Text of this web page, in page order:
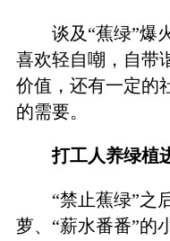
谈及“蕉绿”爆
喜欢轻自嘲，自带
价值，还有一定的
的需要。
打工人养绿植
“禁止蕉绿”之
萝、“薪水番番”的